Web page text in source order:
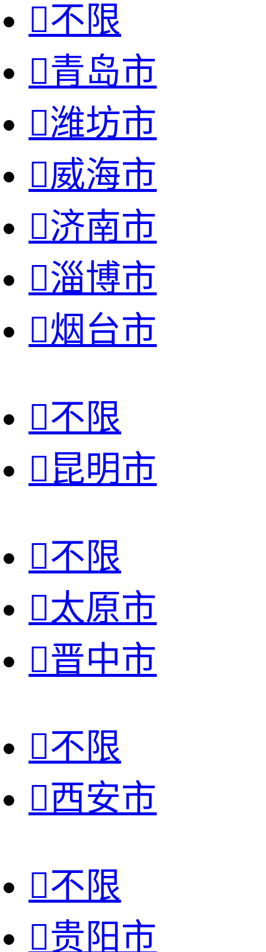
不限
青岛市
潍坊市
威海市
济南市
淄博市
烟台市
不限
昆明市
不限
太原市
晋中市
不限
西安市
不限
贵阳市